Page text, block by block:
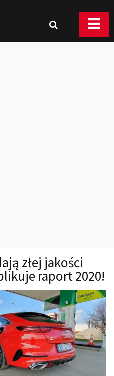
złej jakości
raport 2020!